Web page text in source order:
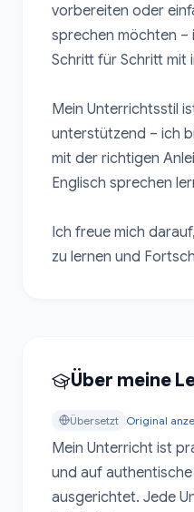
vorbereiten oder
sprechen möchten –
Schritt für Schritt mit
Mein Unterrichtsstil
unterstützend – ich
mit der richtigen
Englisch sprechen
Ich freue mich
zu lernen und
Über meine
Übersetzt Original
Mein Unterricht ist
und auf
ausgerichtet. Jede